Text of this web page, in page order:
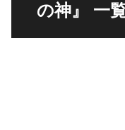
の神』 一